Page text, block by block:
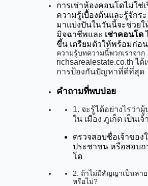
การเช่าห้องคอนโดไม่ใช่
ความรู้เบื้องต้นและรู้จักร
มาแบ่งปันในวันนี้จะช่วย
มิจฉาชีพและ เช่าคอนโด
ขึ้น เตรียมตัวให้พร้อมก่อ
ความรู้บทความนี้พวกเราจาก
richsarealestate.co.th ได้
การป้องกันปัญหาที่ดีที่สุด
คำถามที่พบบ่อย
1. จะรู้ได้อย่างไรว่าผู้
ใน เมือง ภูเก็ต เป็นเ
ตรวจสอบชื่อเจ้าขอ
ประชาชน หรือสอบ
โด
2. ถ้าไม่มีสัญญาเป็นลา
หรือไม่?